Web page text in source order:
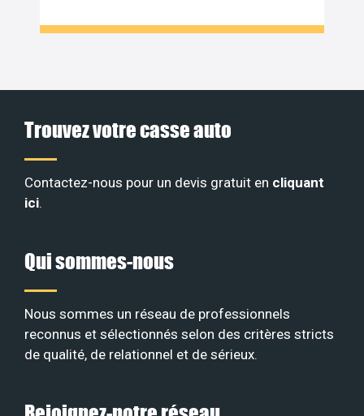
Trouvez votre casse auto
Contactez-nous pour un devis gratuit en cliquant
ici.
Qui sommes-nous
Nous sommes un réseau de professionnels
reconnus et sélectionnés selon des critères stricts
de qualité, de relationnel et de sérieux.